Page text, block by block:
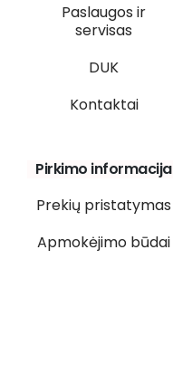
Paslaugos ir
servisas
DUK
Kontaktai
Pirkimo informacija
Prekių pristatymas
Apmokėjimo būdai